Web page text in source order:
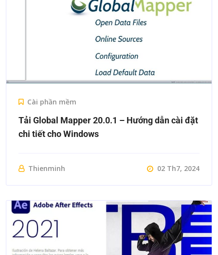
Cài phần mềm
Tải Global Mapper 20.0.1 – Hướng dẫn cài đặt
chi tiết cho Windows
Thienminh 02 Th7, 2024